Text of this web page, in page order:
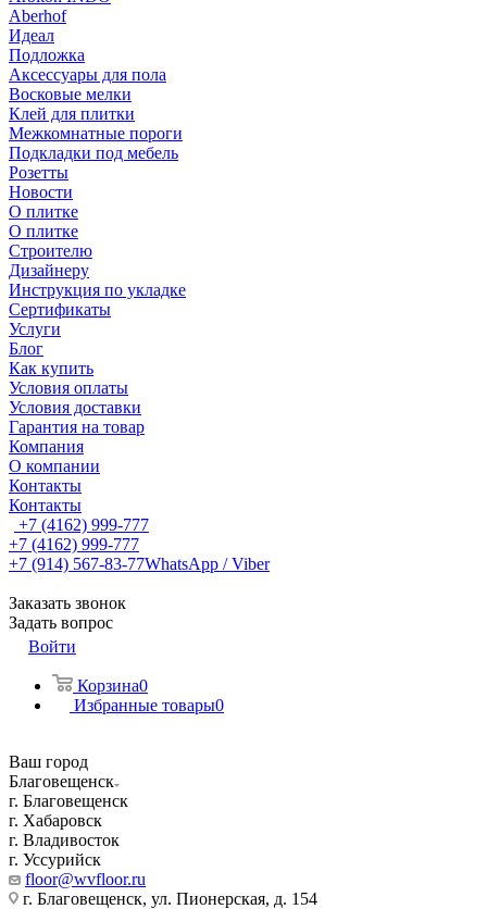
Aberhof
Идеал
Подложка
Аксессуары для пола
Восковые мелки
Клей для плитки
Межкомнатные пороги
Подкладки под мебель
Розетты
Новости
О плитке
О плитке
Строителю
Дизайнеру
Инструкция по укладке
Сертификаты
Услуги
Блог
Как купить
Условия оплаты
Условия доставки
Гарантия на товар
Компания
О компании
Контакты
Контакты
+7 (4162) 999-777
+7 (4162) 999-777
+7 (914) 567-83-77WhatsApp / Viber
Заказать звонок
Задать вопрос
Войти
Корзина0
Избранные товары0
Ваш город
Благовещенск
г. Благовещенск
г. Хабаровск
г. Владивосток
г. Уссурийск
floor@wvfloor.ru
г. Благовещенск, ул. Пионерская, д. 154